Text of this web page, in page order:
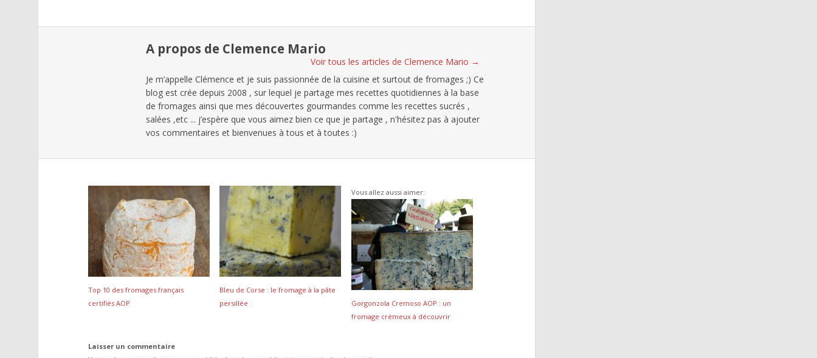
A propos de Clemence Mario
Voir tous les articles de Clemence Mario →
Je m’appelle Clémence et je suis passionnée de la cuisine et surtout de fromages ;) Ce
blog est crée depuis 2008 , sur lequel je partage mes recettes quotidiennes à la base
de fromages ainsi que mes découvertes gourmandes comme les recettes sucrés ,
salées ,etc ... j’espère que vous aimez bien ce que je partage , n'hésitez pas à ajouter
vos commentaires et bienvenues à tous et à toutes :)
Vous allez aussi aimer:
Top 10 des fromages français
certifiés AOP
Bleu de Corse : le fromage à la pâte
persillée
Gorgonzola Cremoso AOP : un
fromage crémeux à découvrir
Laisser un commentaire